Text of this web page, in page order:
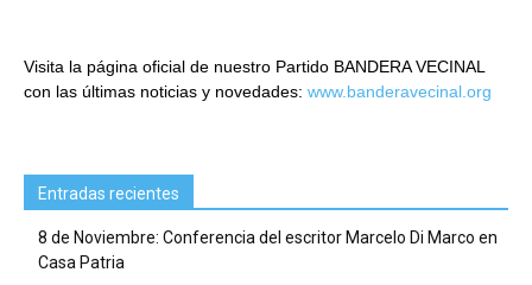
Visita la página oficial de nuestro Partido BANDERA VECINAL
con las últimas noticias y novedades: www.banderavecinal.org
Entradas recientes
8 de Noviembre: Conferencia del escritor Marcelo Di Marco en
Casa Patria